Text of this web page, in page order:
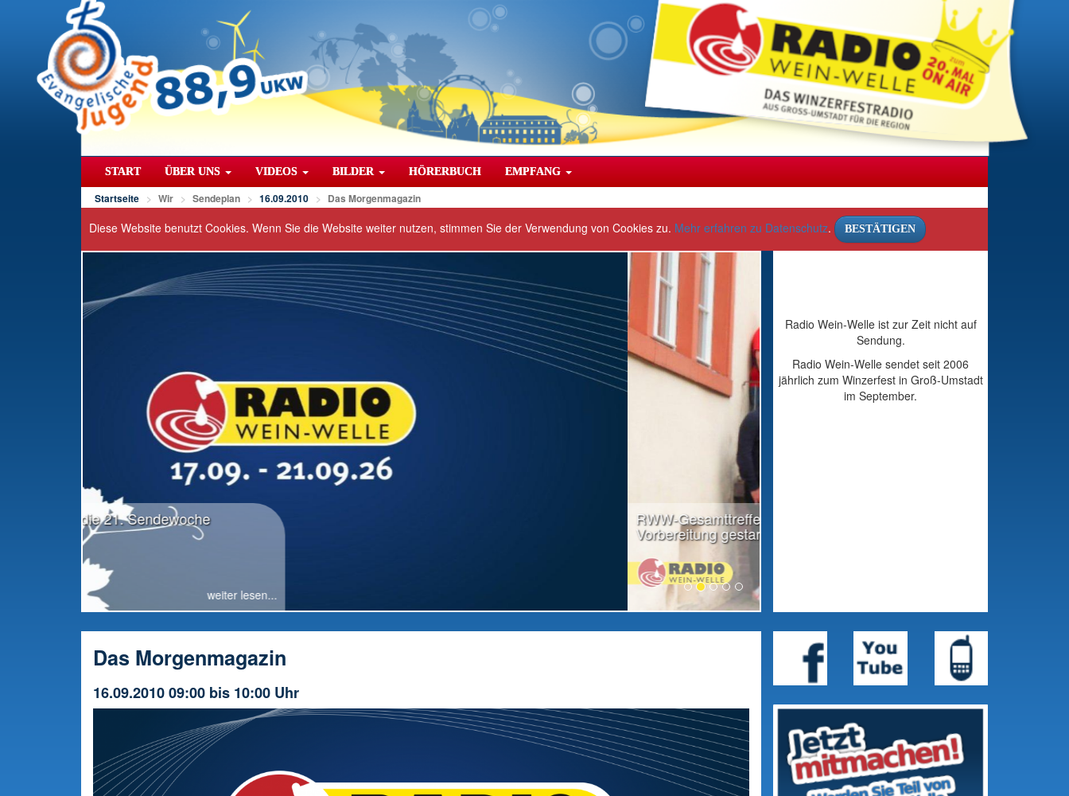
START ÜBER UNS VIDEOS BILDER HÖRERBUCH EMPFANG
Startseite Wir Sendeplan 16.09.2010 Das Morgenmagazin
Diese Website benutzt Cookies. Wenn Sie die Website weiter nutzen, stimmen Sie der Verwendung von Cookies zu. Mehr erfahren zu Datenschutz. BESTÄTIGEN
RWW-Gesamttreffen: Radio offiziell in die
Vorbereitung gestartet
Radio Wein-Welle ist zur Zeit nicht auf
Sendung.
Radio Wein-Welle sendet seit 2006
jährlich zum Winzerfest in Groß-Umstadt
im September.
Das Morgenmagazin
16.09.2010 09:00 bis 10:00 Uhr